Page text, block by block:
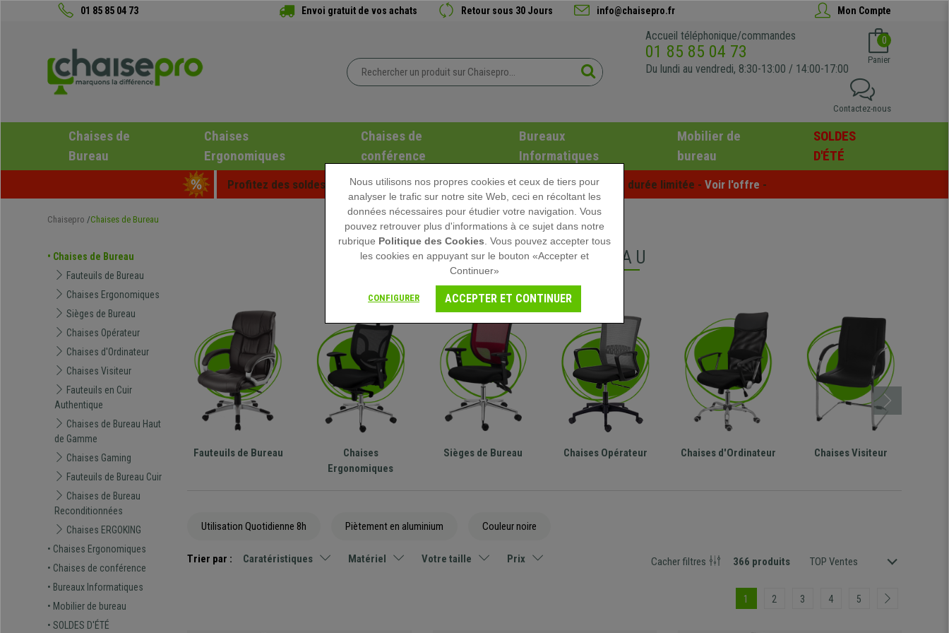
01 85 85 04 73 Envoi gratuit de vos achats Retour sous 30 Jours info@chaisepro.fr Mon Compte
Accueil téléphonique/commandes
01 85 85 04 73
Du lundi au vendredi, 8:30-13:00 / 14:00-17:00
0
Panier
Contactez-nous
Chaises de
Bureau
Chaises
Ergonomiques
Chaises de
conférence
Bureaux
Informatiques
Mobilier de
bureau
SOLDES
D'ÉTÉ
Profitez des soldes d'été chez Chaisepro ! Des réductions exclusives pour une durée limitée - Voir l'offre -
Chaisepro Chaises de Bureau
• Chaises de Bureau
Fauteuils de Bureau
Chaises Ergonomiques
Sièges de Bureau
Chaises Opérateur
Chaises d'Ordinateur
Chaises Visiteur
Fauteuils en Cuir
Authentique
Chaises de Bureau Haut
de Gamme
Chaises Gaming
Fauteuils de Bureau Cuir
Chaises de Bureau
Reconditionnées
Chaises ERGOKING
• Chaises Ergonomiques
• Chaises de conférence
• Bureaux Informatiques
• Mobilier de bureau
• SOLDES D'ÉTÉ
CHAISES DE BUREAU
Fauteuils de Bureau
Chaises
Ergonomiques
Sièges de Bureau Chaises Opérateur Chaises d'Ordinateur Chaises Visiteur
Utilisation Quotidienne 8h Piètement en aluminium Couleur noire
Trier par : Caratéristiques Matériel Votre taille Prix Cacher filtres 366 produits TOP Ventes
1 2 3 4 5
Nous utilisons nos propres cookies et ceux de tiers pour
analyser le trafic sur notre site Web, ceci en récoltant les
données nécessaires pour étudier votre navigation. Vous
pouvez retrouver plus d'informations à ce sujet dans notre
rubrique Politique des Cookies . Vous pouvez accepter tous
les cookies en appuyant sur le bouton «Accepter et
Continuer»
CONFIGURER ACCEPTER ET CONTINUER